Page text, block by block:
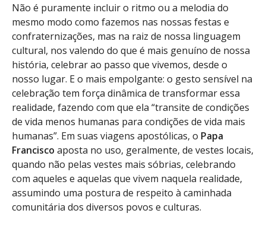
Não é puramente incluir o ritmo ou a melodia do
mesmo modo como fazemos nas nossas festas e
confraternizações, mas na raiz de nossa linguagem
cultural, nos valendo do que é mais genuíno de nossa
história, celebrar ao passo que vivemos, desde o
nosso lugar. E o mais empolgante: o gesto sensível na
celebração tem força dinâmica de transformar essa
realidade, fazendo com que ela “transite de condições
de vida menos humanas para condições de vida mais
humanas”. Em suas viagens apostólicas, o Papa
Francisco aposta no uso, geralmente, de vestes locais,
quando não pelas vestes mais sóbrias, celebrando
com aqueles e aquelas que vivem naquela realidade,
assumindo uma postura de respeito à caminhada
comunitária dos diversos povos e culturas.